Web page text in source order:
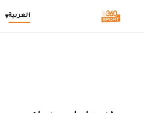
العربية▾